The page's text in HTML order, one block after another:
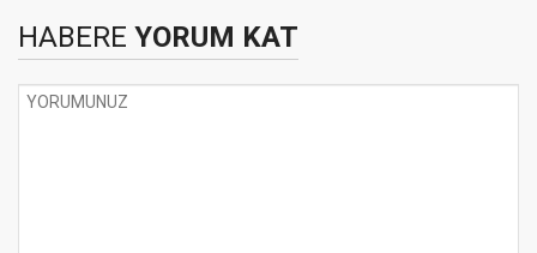
HABERE YORUM KAT